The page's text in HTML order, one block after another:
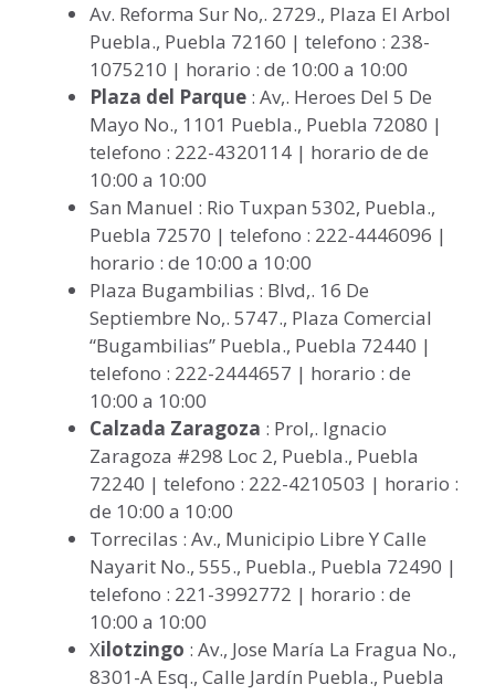
Av. Reforma Sur No,. 2729., Plaza El Arbol
Puebla., Puebla 72160 | telefono : 238-
1075210 | horario : de 10:00 a 10:00
Plaza del Parque : Av,. Heroes Del 5 De
Mayo No., 1101 Puebla., Puebla 72080 |
telefono : 222-4320114 | horario de de
10:00 a 10:00
San Manuel : Rio Tuxpan 5302, Puebla.,
Puebla 72570 | telefono : 222-4446096 |
horario : de 10:00 a 10:00
Plaza Bugambilias : Blvd,. 16 De
Septiembre No,. 5747., Plaza Comercial
“Bugambilias” Puebla., Puebla 72440 |
telefono : 222-2444657 | horario : de
10:00 a 10:00
Calzada Zaragoza : Prol,. Ignacio
Zaragoza #298 Loc 2, Puebla., Puebla
72240 | telefono : 222-4210503 | horario :
de 10:00 a 10:00
Torrecilas : Av., Municipio Libre Y Calle
Nayarit No., 555., Puebla., Puebla 72490 |
telefono : 221-3992772 | horario : de
10:00 a 10:00
Xilotzingo : Av., Jose María La Fragua No.,
8301-A Esq., Calle Jardín Puebla., Puebla